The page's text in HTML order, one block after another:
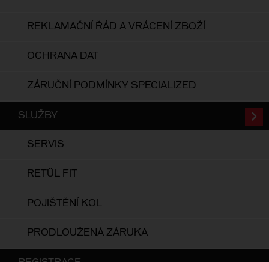
REKLAMAČNÍ ŘÁD A VRÁCENÍ ZBOŽÍ
OCHRANA DAT
ZÁRUČNÍ PODMÍNKY SPECIALIZED
SLUŽBY
SERVIS
RETÜL FIT
POJIŠTĚNÍ KOL
PRODLOUŽENÁ ZÁRUKA